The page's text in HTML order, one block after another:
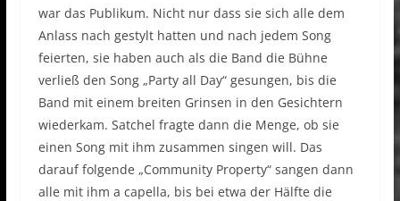
war das Publikum. Nicht nur dass sie sich alle dem
Anlass nach gestylt hatten und nach jedem Song
feierten, sie haben auch als die Band die Bühne
verließ den Song „Party all Day“ gesungen, bis die
Band mit einem breiten Grinsen in den Gesichtern
wiederkam. Satchel fragte dann die Menge, ob sie
einen Song mit ihm zusammen singen will. Das
darauf folgende „Community Property“ sangen dann
alle mit ihm a capella, bis bei etwa der Hälfte die